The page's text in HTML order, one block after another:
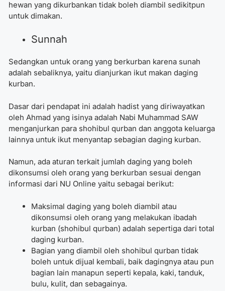
hewan yang dikurbankan tidak boleh diambil sedikitpun
untuk dimakan.
Sunnah
Sedangkan untuk orang yang berkurban karena sunah
adalah sebaliknya, yaitu dianjurkan ikut makan daging
kurban.
Dasar dari pendapat ini adalah hadist yang diriwayatkan
oleh Ahmad yang isinya adalah Nabi Muhammad SAW
menganjurkan para shohibul qurban dan anggota keluarga
lainnya untuk ikut menyantap sebagian daging kurban.
Namun, ada aturan terkait jumlah daging yang boleh
dikonsumsi oleh orang yang berkurban sesuai dengan
informasi dari NU Online yaitu sebagai berikut:
Maksimal daging yang boleh diambil atau
dikonsumsi oleh orang yang melakukan ibadah
kurban (shohibul qurban) adalah sepertiga dari total
daging kurban.
Bagian yang diambil oleh shohibul qurban tidak
boleh untuk dijual kembali, baik dagingnya atau pun
bagian lain manapun seperti kepala, kaki, tanduk,
bulu, kulit, dan sebagainya.